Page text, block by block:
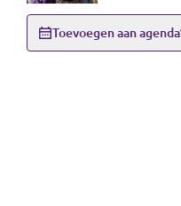
Toevoegen aan agenda